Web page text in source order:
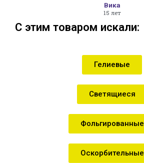
Вика
15 лет
С этим товаром искали:
Гелиевые
Светящиеся
Фольгированные
Оскорбительные